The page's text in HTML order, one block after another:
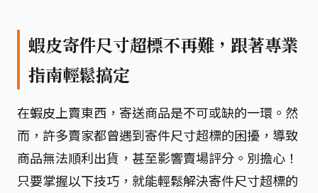
蝦皮寄件尺寸超標不再難，跟著專業
指南輕鬆搞定
在蝦皮上賣東西，寄送商品是不可或缺的一環。然
而，許多賣家都曾遇到寄件尺寸超標的困擾，導致
商品無法順利出貨，甚至影響賣場評分。別擔心！
只要掌握以下技巧，就能輕鬆解決寄件尺寸超標的